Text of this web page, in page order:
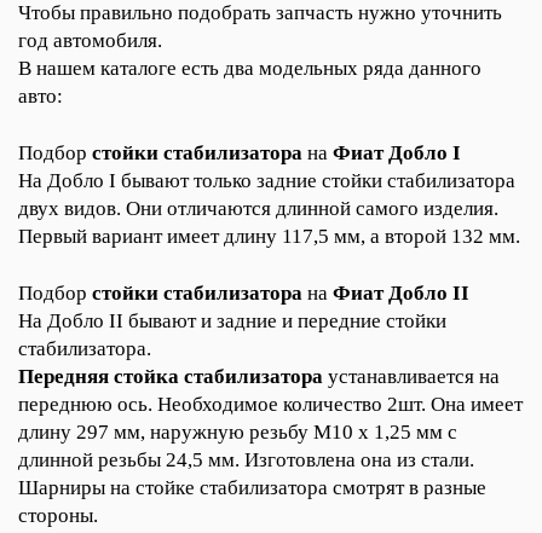
Чтобы правильно подобрать запчасть нужно уточнить
год автомобиля.
В нашем каталоге есть два модельных ряда данного
авто:
Подбор стойки стабилизатора на Фиат Добло I
На Добло I бывают только задние стойки стабилизатора
двух видов. Они отличаются длинной самого изделия.
Первый вариант имеет длину 117,5 мм, а второй 132 мм.
Подбор стойки стабилизатора на Фиат Добло II
На Добло II бывают и задние и передние стойки
стабилизатора.
Передняя стойка стабилизатора устанавливается на
переднюю ось. Необходимое количество 2шт. Она имеет
длину 297 мм, наружную резьбу M10 x 1,25 мм с
длинной резьбы 24,5 мм. Изготовлена она из стали.
Шарниры на стойке стабилизатора смотрят в разные
стороны.